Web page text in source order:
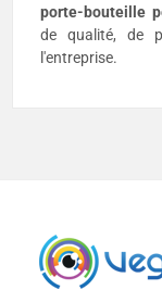
porte-bouteille
de qualité, de
l'entreprise.